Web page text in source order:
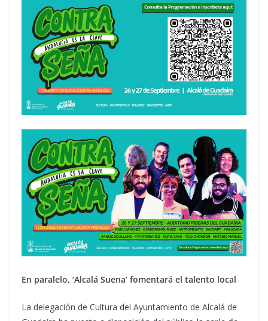
En paralelo, ‘Alcalá Suena’ fomentará el talento local
La delegación de Cultura del Ayuntamiento de Alcalá de